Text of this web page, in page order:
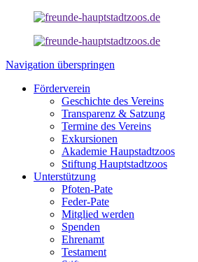
Navigation überspringen
Förderverein
Geschichte des Vereins
Transparenz & Satzung
Termine des Vereins
Exkursionen
Akademie Haupstadtzoos
Stiftung Hauptstadtzoos
Unterstützung
Pfoten-Pate
Feder-Pate
Mitglied werden
Spenden
Ehrenamt
Testament